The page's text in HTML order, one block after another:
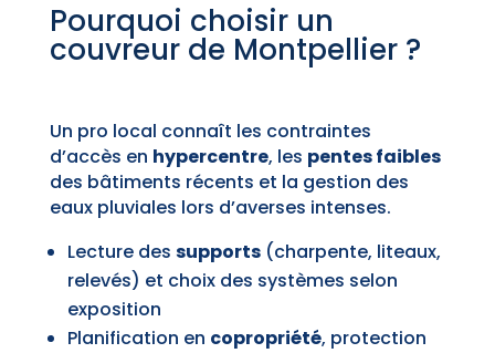
Pourquoi choisir un
couvreur de Montpellier ?
Un pro local connaît les contraintes
d’accès en hypercentre, les pentes faibles
des bâtiments récents et la gestion des
eaux pluviales lors d’averses intenses.
Lecture des supports(charpente, liteaux,
relevés) et choix des systèmes selon
exposition
Planification en copropriété, protection